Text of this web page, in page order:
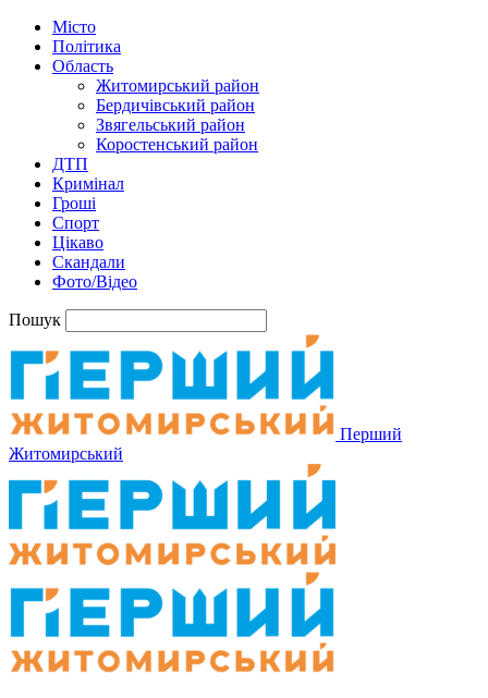
Місто
Політика
Область
Житомирський район
Бердичівський район
Звягельський район
Коростенський район
ДТП
Кримінал
Гроші
Спорт
Цікаво
Скандали
Фото/Відео
Пошук
Перший
Житомирський